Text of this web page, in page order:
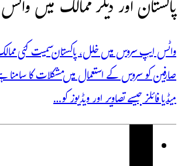
پاکستان اور دیگر ممالک میں
واٹس ایپ سروس میں خلل، پاکستان سمیت کئی
صارفین کو سروس کے استعمال میں مشکلات کا
میڈیا فائلز جیسے تصاویر اور ویڈیوز کو…